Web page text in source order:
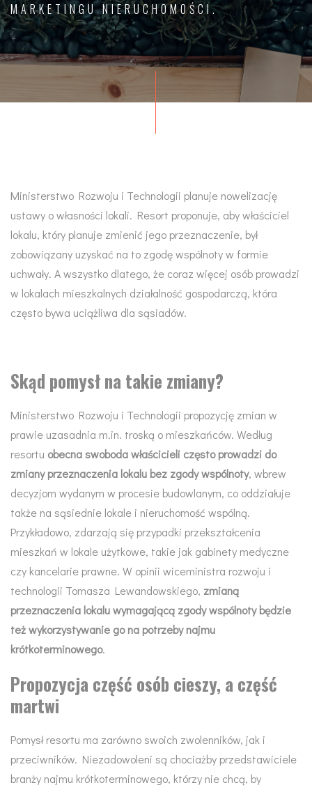
MARKETINGU NIERUCHOMOŚCI.
Ministerstwo Rozwoju i Technologii planuje nowelizację
ustawy o własności lokali. Resort proponuje, aby właściciel
lokalu, który planuje zmienić jego przeznaczenie, był
zobowiązany uzyskać na to zgodę wspólnoty w formie
uchwały. A wszystko dlatego, że coraz więcej osób prowadzi
w lokalach mieszkalnych działalność gospodarczą, która
często bywa uciążliwa dla sąsiadów.
Skąd pomysł na takie zmiany?
Ministerstwo Rozwoju i Technologii propozycję zmian w
prawie uzasadnia m.in. troską o mieszkańców. Według
resortu obecna swoboda właścicieli często prowadzi do
zmiany przeznaczenia lokalu bez zgody wspólnoty, wbrew
decyzjom wydanym w procesie budowlanym, co oddziałuje
także na sąsiednie lokale i nieruchomość wspólną.
Przykładowo, zdarzają się przypadki przekształcenia
mieszkań w lokale użytkowe, takie jak gabinety medyczne
czy kancelarie prawne. W opinii wiceministra rozwoju i
technologii Tomasza Lewandowskiego, zmianą
przeznaczenia lokalu wymagającą zgody wspólnoty będzie
też wykorzystywanie go na potrzeby najmu
krótkoterminowego.
Propozycja część osób cieszy, a część
martwi
Pomysł resortu ma zarówno swoich zwolenników, jak i
przeciwników. Niezadowoleni są chociażby przedstawiciele
branży najmu krótkoterminowego, którzy nie chcą, by